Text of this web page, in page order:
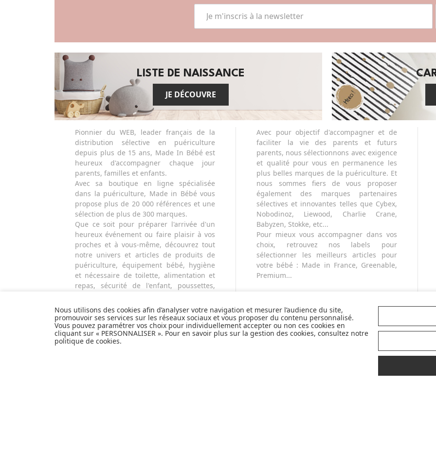
LISTE DE NAISSANCE
JE DÉCOUVRE
Pionnier du WEB, leader français de la
distribution sélective en puériculture
depuis plus de 15 ans, Made In Bébé est
heureux d'accompagner chaque jour
parents, familles et enfants.
Avec sa boutique en ligne spécialisée
dans la puériculture, Made in Bébé vous
propose plus de 20 000 références et une
sélection de plus de 300 marques.
Que ce soit pour préparer l'arrivée d'un
heureux événement ou faire plaisir à vos
proches et à vous-même, découvrez tout
notre univers et articles de produits de
puériculture, équipement bébé, hygiène
et nécessaire de toilette, alimentation et
repas, sécurité de l'enfant, poussettes,
bébé, jouets d'éveil et autres cadeaux de
naissance...
Avec pour objectif d'accompagner et de
faciliter la vie des parents et futurs
parents, nous sélectionnons avec exigence
et qualité pour vous en permanence les
plus belles marques de la puériculture. Et
nous sommes fiers de vous proposer
également des marques partenaires
sélectives et innovantes telles que Cybex,
Nobodinoz, Liewood, Charlie Crane,
Babyzen, Stokke, etc...
Pour mieux vous accompagner dans vos
choix, retrouvez nos labels pour
sélectionner les meilleurs articles pour
votre bébé : Made in France, Greenable,
Premium...
Nous utilisons des cookies afin d’analyser votre navigation et mesurer l’audience du site,
promouvoir ses services sur les réseaux sociaux et vous proposer du contenu personnalisé.
Vous pouvez paramétrer vos choix pour individuellement accepter ou non ces cookies en
cliquant sur « PERSONNALISER ». Pour en savoir plus sur la gestion des cookies, consultez notre
politique de cookies.